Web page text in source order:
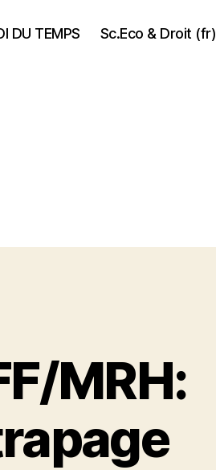
DU TEMPS Sc.Eco & Droit (fr)
MRH: